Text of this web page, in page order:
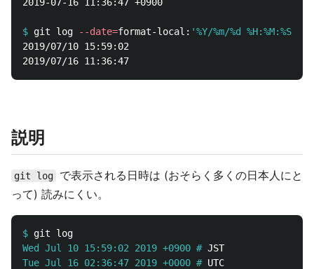
$ git log --date=format-local: '%Y/%m/%d %H:%M:%S'
2019/07/10 15:59:02
説明
git log
で表示される日時は (おそらく多くの日本人にと
って) 読みにくい。
$
Wed Jul 10 15:59:02 2019 +0900 #
Tue Jul 16 02:36:47 2019 +0000 #